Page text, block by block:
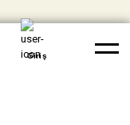
Whatsapp Yardım
Giriş